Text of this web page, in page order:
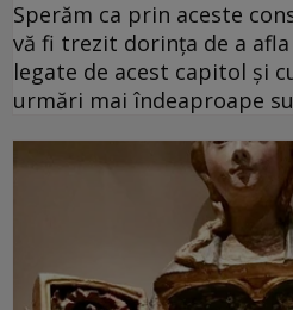
Sperăm ca prin aceste
vă fi trezit dorința de a
legate de acest capitol și
urmări mai îndeaproape